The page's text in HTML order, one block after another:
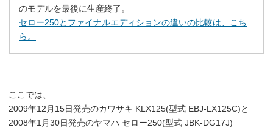
のモデルを最後に生産終了。
セロー250とファイナルエディションの違いの比較は、こち
ら。
ここでは、
2009年12月15日発売のカワサキ KLX125(型式 EBJ-LX125C)と
2008年1月30日発売のヤマハ セロー250(型式 JBK-DG17J)